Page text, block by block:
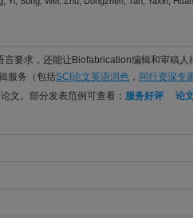
要求，还能让Biofabrication编辑和审稿人
服务（包括SCI论文英语润色 ， 同行资深专
文。部分发表范例可查看： 服务好评 论